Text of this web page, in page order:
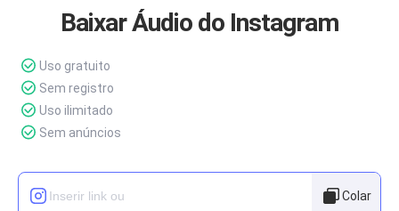
Baixar Áudio do Instagram
Uso gratuito
Sem registro
Uso ilimitado
Sem anúncios
Colar